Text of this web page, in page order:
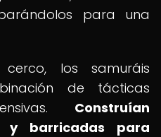
para una
los samuráis
de tácticas
Construían
y barricadas para